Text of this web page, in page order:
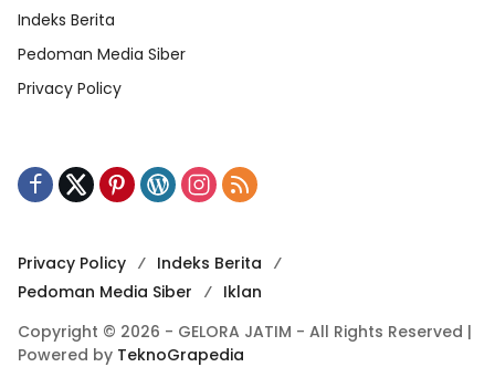
Indeks Berita
Pedoman Media Siber
Privacy Policy
Privacy Policy
Indeks Berita
Pedoman Media Siber
Iklan
Copyright © 2026 - GELORA JATIM - All Rights Reserved |
Powered by TeknoGrapedia